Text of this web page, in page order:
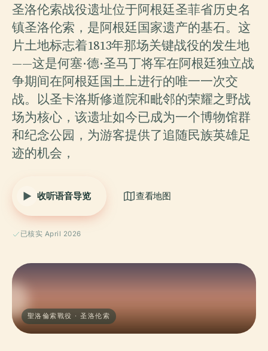
圣洛伦索战役遗址位于阿根廷圣菲省历史名
镇圣洛伦索，是阿根廷国家遗产的基石。这
片土地标志着1813年那场关键战役的发生地
——这是何塞·德·圣马丁将军在阿根廷独立战
争期间在阿根廷国土上进行的唯一一次交
战。以圣卡洛斯修道院和毗邻的荣耀之野战
场为核心，该遗址如今已成为一个博物馆群
和纪念公园，为游客提供了追随民族英雄足
迹的机会，
收听语音导览 查看地图
已核实 April 2026
聖洛倫索戰役 · 圣洛伦索